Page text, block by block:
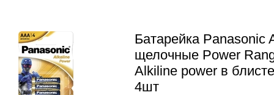
Батарейка Panasonic
щелочные Power
Alkiline power в
4шт